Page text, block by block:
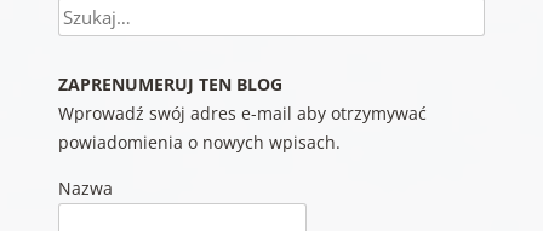
Szukaj
ZAPRENUMERUJ TEN BLOG
Wprowadź swój adres e-mail aby otrzymywać
powiadomienia o nowych wpisach.
Nazwa